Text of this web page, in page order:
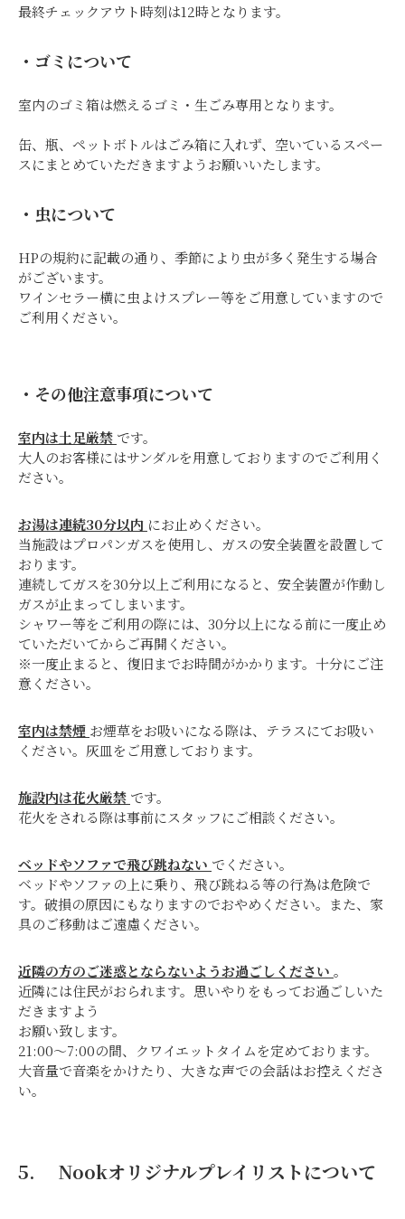
最終チェックアウト時刻は12時となります。
・ゴミについて
室内のゴミ箱は燃えるゴミ・生ごみ専用となります。
缶、瓶、ペットボトルはごみ箱に入れず、空いているスペー
スにまとめていただきますようお願いいたします。
・虫について
HPの規約に記載の通り、季節により虫が多く発生する場合
がございます。
ワインセラー横に虫よけスプレー等をご用意していますので
ご利用ください。
・その他注意事項について
室内は土足厳禁 です。
大人のお客様にはサンダルを用意しておりますのでご利用く
ださい。
お湯は連続30分以内 にお止めください。
当施設はプロパンガスを使用し、ガスの安全装置を設置して
おります。
連続してガスを30分以上ご利用になると、安全装置が作動し
ガスが止まってしまいます。
シャワー等をご利用の際には、30分以上になる前に一度止め
ていただいてからご再開ください。
※一度止まると、復旧までお時間がかかります。十分にご注
意ください。
室内は禁煙 お煙草をお吸いになる際は、テラスにてお吸い
ください。灰皿をご用意しております。
施設内は花火厳禁 です。
花火をされる際は事前にスタッフにご相談ください。
ベッドやソファで飛び跳ねない でください。
ベッドやソファの上に乗り、飛び跳ねる等の行為は危険で
す。破損の原因にもなりますのでおやめください。また、家
具のご移動はご遠慮ください。
近隣の方のご迷惑とならないようお過ごしください 。
近隣には住民がおられます。思いやりをもってお過ごしいた
だきますよう
お願い致します。
21:00～7:00の間、クワイエットタイムを定めております。
大音量で音楽をかけたり、大きな声での会話はお控えくださ
い。
5. Nookオリジナルプレイリストについて